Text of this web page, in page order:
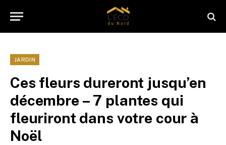
JARDIN
Ces fleurs dureront jusqu’en
décembre – 7 plantes qui
fleuriront dans votre cour à
Noël